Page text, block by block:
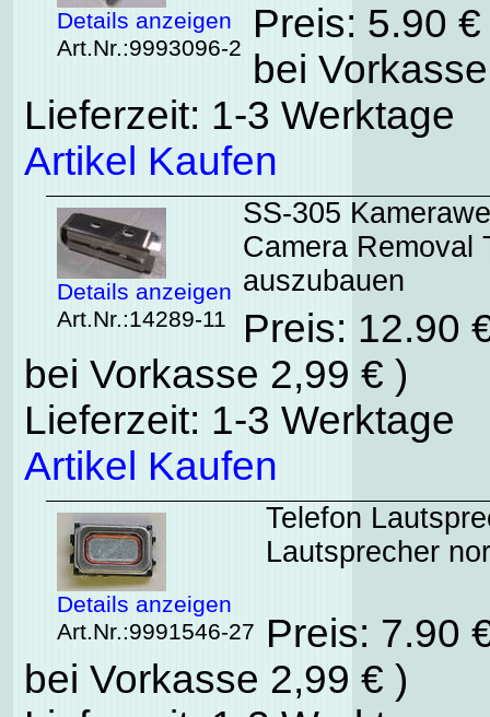
Details anzeigen
Art.Nr.:9993096-2
Preis: 5.90
bei
Lieferzeit: 1-3 Werktage
Artikel Kaufen
Details anzeigen
Art.Nr.:14289-11
SS-305
Camera Removal
auszubauen
Preis: 12.90
bei Vorkasse 2,99 € )
Lieferzeit: 1-3 Werktage
Artikel Kaufen
Details anzeigen
Art.Nr.:9991546-27
Telefon
Lautsprecher
Preis: 7.90
bei Vorkasse 2,99 € )